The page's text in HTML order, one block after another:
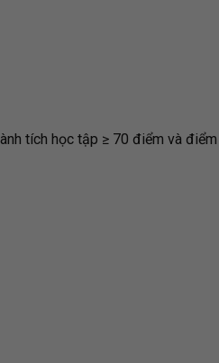
tích học tập ≥ 70 điểm và